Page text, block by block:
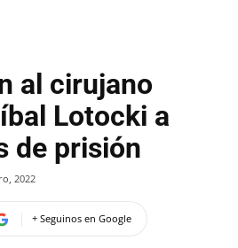
al cirujano
Lotocki a
de prisión
2022
+ Seguinos en Google